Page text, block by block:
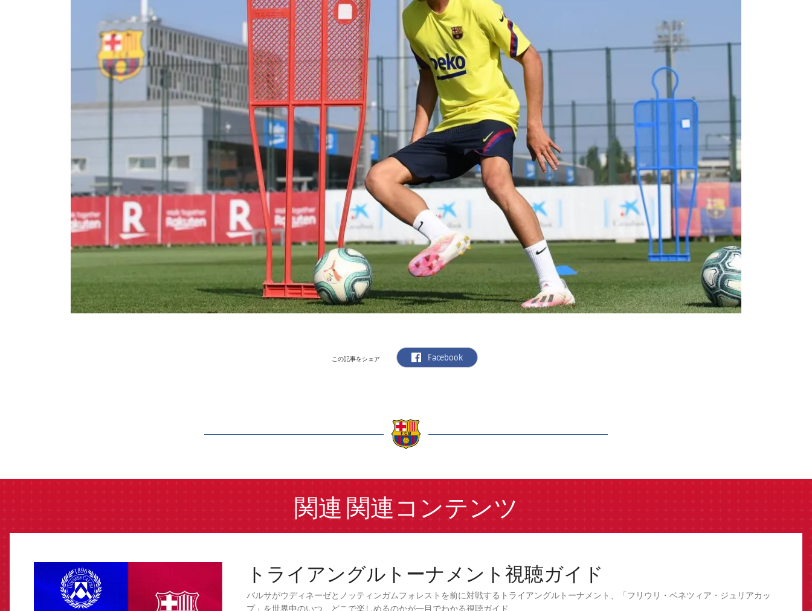
この記事をシェア label.aria.facebook
Facebook
関連 関連コンテンツ
FCB Barcelona badge トライアングルトーナメント視聴ガイド
バルサがウディネーゼとノッティンガムフォレストを前に対戦するトライアングルトーナメント、「フリウリ・ベネツィア・ジュリアカッ
プ」を世界中のいつ、どこで楽しめるのかが一目でわかる視聴ガイド